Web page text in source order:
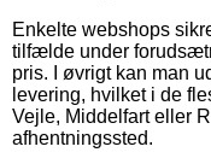
Enkelte webshops
tilfælde under
pris. I øvrigt kan man
levering, hvilket i de
Vejle, Middelfart eller
afhentningssted.